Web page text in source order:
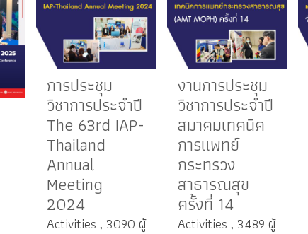
การประชุม
วิชาการประจำปี
The 63rd IAP-
Thailand
Annual
Meeting
2024
Activities , 3090 ผู้
งานการประชุม
วิชาการประจำปี
สมาคมเทคนิค
การแพทย์
กระทรวง
สาธารณสุข
ครั้งที่ 14
Activities , 3489 ผู้